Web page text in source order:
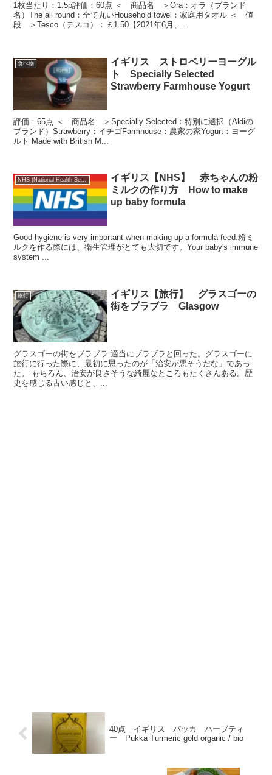
1枚当たり：1.5p評価：60点 ＜ 商品名 ＞Ora：オラ（ブランド
名）The all round：全て丸いHousehold towel：家庭用タオル ＜ 値
段 ＞Tesco（テスコ）：￡1.50【2021年6月、...
食べ物
イギリス ストロベリーヨーグル
ト Specially Selected
Strawberry Farmhouse Yogurt
評価：65点 ＜ 商品名 ＞Specially Selected：特別に選択（Aldiの
ブランド）Strawberry：イチゴFarmhouse：農家の家Yogurt：ヨーグ
ルト Made with British M...
NHS (National Health Service)
イギリス【NHS】 赤ちゃんの粉
ミルクの作り方 How to make
up baby formula
Good hygiene is very important when making up a formula feed.粉ミ
ルクを作る際には、衛生管理がとても大切です。Your baby's immune
system ...
旅行
イギリス【旅行】 グラスゴーの
街をブラブラ Glasgow
グラスゴーの街をブラブラ 適当にブラブラと回った。グラスゴーに
旅行に行った際に、最初に思ったのが「治安が悪そうだな」であっ
た。 もちろん、治安が良さそうな綺麗なところもたくさんある。歴
史を感じる古い感じと、...
40点 イギリス パッカ ハーブティ
ー Pukka Turmeric gold organic / bio